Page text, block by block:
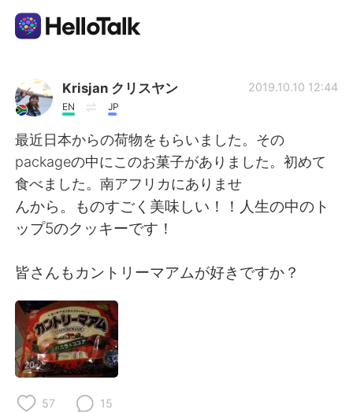
Language Exchange App
AI Grammar Checker
English
简体中文 繁體中文
Español العربية
Français
日本語
Русский
Krisjan クリスヤン
EN JP
2019.10.10 12:44
最近日本からの荷物をもらいました。その
packageの中にこのお菓子がありました。初めて
食べました。南アフリカにありませ
んから。ものすごく美味しい！！人生の中のト
ップ5のクッキーです！
皆さんもカントリーマアムが好きですか？
57 15